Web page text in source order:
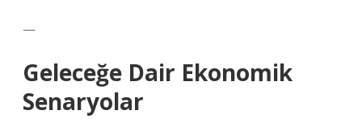
—
Geleceğe Dair Ekonomik
Senaryolar